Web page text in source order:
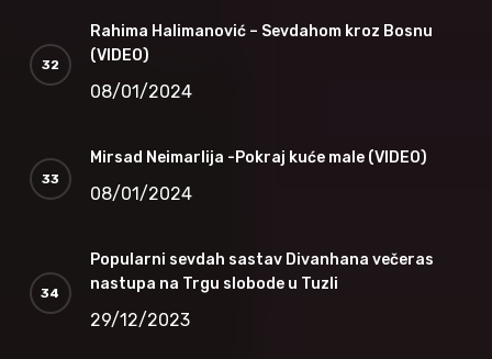
Rahima Halimanović – Sevdahom kroz Bosnu
(VIDEO)
08/01/2024
Mirsad Neimarlija -Pokraj kuće male (VIDEO)
08/01/2024
Popularni sevdah sastav Divanhana večeras
nastupa na Trgu slobode u Tuzli
29/12/2023